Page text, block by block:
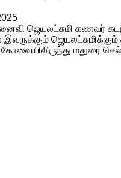
ஜெயலட்சுமி கணவர்
கோவையிலிருந்து மதுரை